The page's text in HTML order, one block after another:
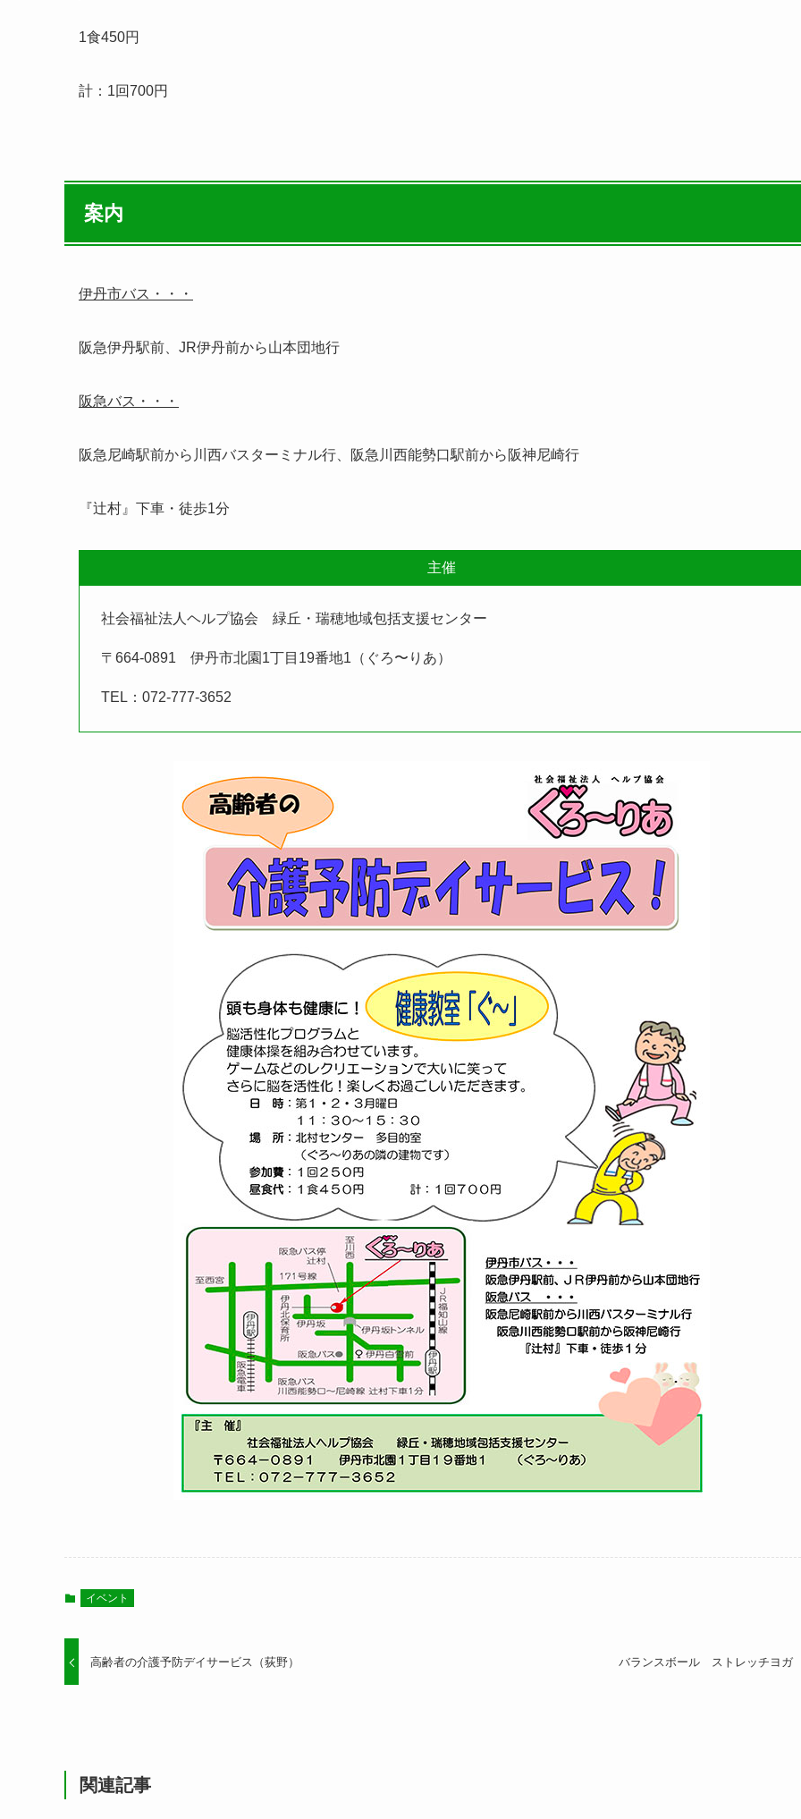
1食450円
計：1回700円
案内
伊丹市バス・・・
阪急伊丹駅前、JR伊丹前から山本団地行
阪急バス・・・
阪急尼崎駅前から川西バスターミナル行、阪急川西能勢口駅前から阪神尼崎行
『辻村』下車・徒歩1分
主催
社会福祉法人ヘルプ協会 緑丘・瑞穂地域包括支援センター
〒664-0891 伊丹市北園1丁目19番地1（ぐろ〜りあ）
TEL：072-777-3652
イベント
高齢者の介護予防デイサービス（荻野） バランスボール ストレッチヨガ
関連記事